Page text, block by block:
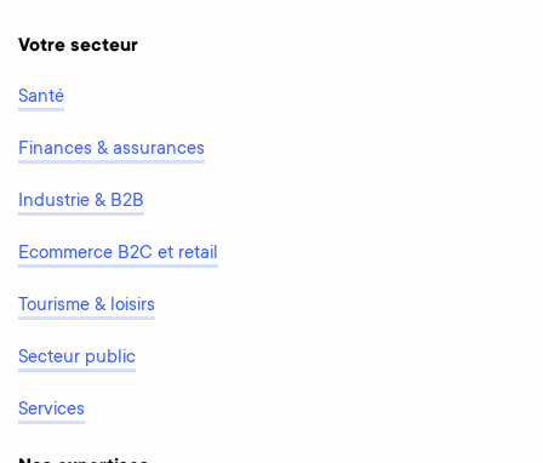
Votre secteur
Santé
Finances & assurances
Industrie & B2B
Ecommerce B2C et retail
Tourisme & loisirs
Secteur public
Services